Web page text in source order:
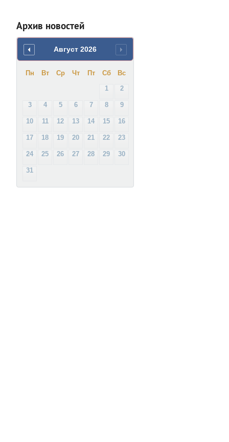
Архив новостей
Август 2026
Пн Вт Ср Чт Пт Сб
Вс
1
2
3 4 5 6 7 8 9
10 11 12 13 14 15 16
17 18 19 20 21 22 23
24 25 26 27 28 29 30
31